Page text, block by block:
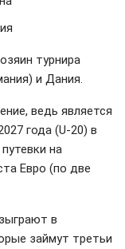
турнира
и Дания.
ведь является
года (U-20) в
на
Евро (по две
в
займут третьи